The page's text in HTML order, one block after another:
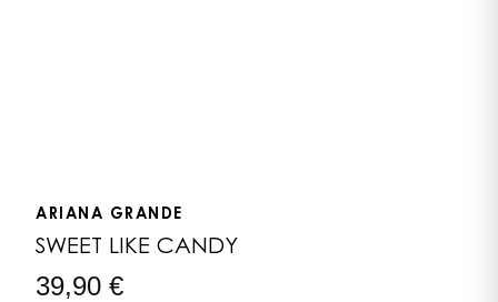
ARIANA GRANDE
SWEET LIKE CANDY
39,90 €